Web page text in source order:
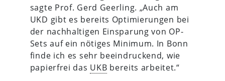
sagte Prof. Gerd Geerling. „Auch am
UKD gibt es bereits Optimierungen bei
der nachhaltigen Einsparung von OP-
Sets auf ein nötiges Minimum. In Bonn
finde ich es sehr beeindruckend, wie
papierfrei das UKB bereits arbeitet.“